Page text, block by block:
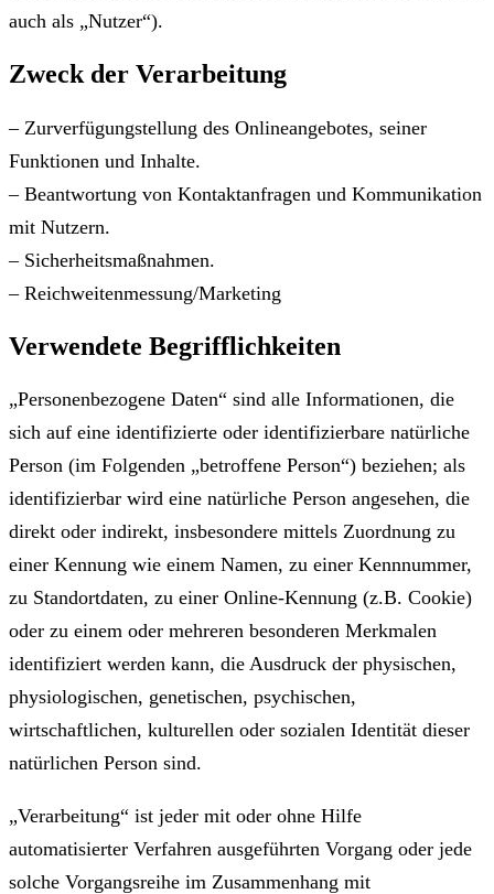
auch als „Nutzer“).
Zweck der Verarbeitung
– Zurverfügungstellung des Onlineangebotes, seiner
Funktionen und Inhalte.
– Beantwortung von Kontaktanfragen und Kommunikation
mit Nutzern.
– Sicherheitsmaßnahmen.
– Reichweitenmessung/Marketing
Verwendete Begrifflichkeiten
„Personenbezogene Daten“ sind alle Informationen, die
sich auf eine identifizierte oder identifizierbare natürliche
Person (im Folgenden „betroffene Person“) beziehen; als
identifizierbar wird eine natürliche Person angesehen, die
direkt oder indirekt, insbesondere mittels Zuordnung zu
einer Kennung wie einem Namen, zu einer Kennnummer,
zu Standortdaten, zu einer Online-Kennung (z.B. Cookie)
oder zu einem oder mehreren besonderen Merkmalen
identifiziert werden kann, die Ausdruck der physischen,
physiologischen, genetischen, psychischen,
wirtschaftlichen, kulturellen oder sozialen Identität dieser
natürlichen Person sind.
„Verarbeitung“ ist jeder mit oder ohne Hilfe
automatisierter Verfahren ausgeführten Vorgang oder jede
solche Vorgangsreihe im Zusammenhang mit